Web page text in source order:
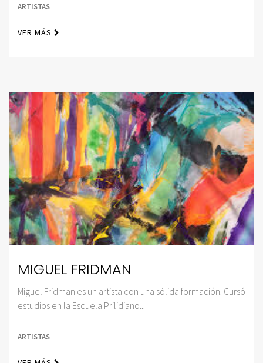
ARTISTAS
VER MÁS
MIGUEL FRIDMAN
Miguel Fridman es un artista con una sólida formación. Cursó
estudios en la Escuela Prilidiano...
ARTISTAS